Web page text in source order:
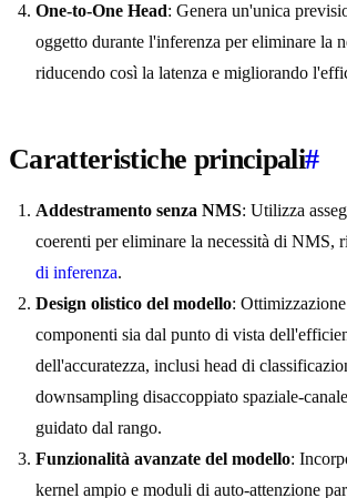
One-to-One Head: Genera un'unica
oggetto durante l'inferenza per eliminare la
riducendo così la latenza e migliorando
Caratteristiche principali#
Addestramento senza NMS: Utilizza
coerenti per eliminare la necessità di NMS,
di inferenza.
Design olistico del modello:
componenti sia dal punto di vista
dell'accuratezza, inclusi head di
downsampling disaccoppiato spaziale-
guidato dal rango.
Funzionalità avanzate del modello:
kernel ampio e moduli di auto-attenzione